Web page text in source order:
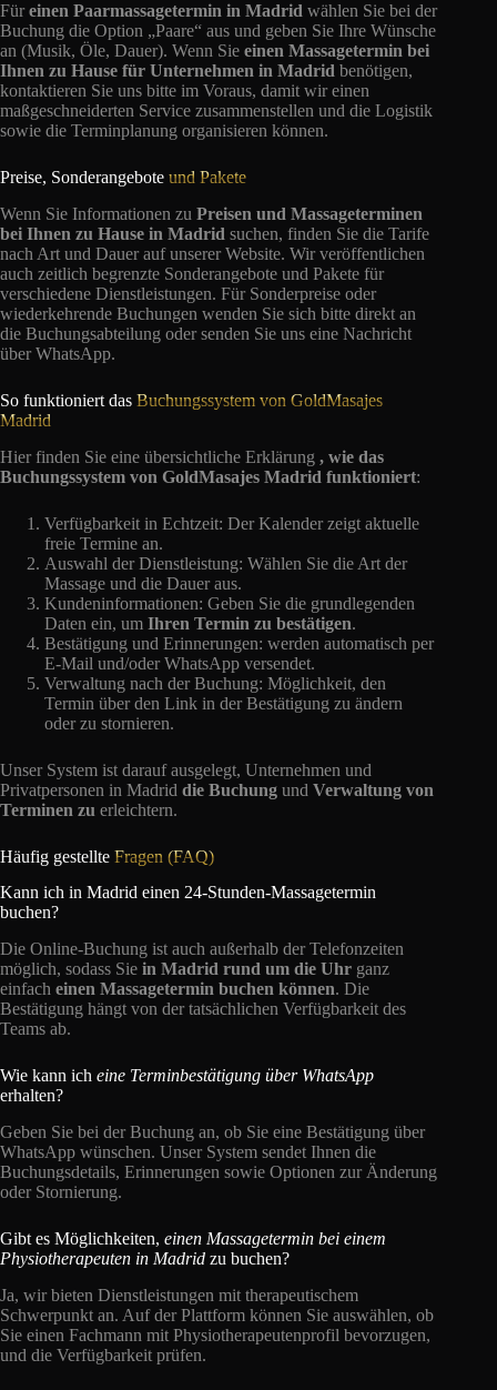
Für einen Paarmassagetermin in Madrid wählen Sie bei der
Buchung die Option „Paare“ aus und geben Sie Ihre Wünsche
an (Musik, Öle, Dauer). Wenn Sie einen Massagetermin bei
Ihnen zu Hause für Unternehmen in Madrid benötigen,
kontaktieren Sie uns bitte im Voraus, damit wir einen
maßgeschneiderten Service zusammenstellen und die Logistik
sowie die Terminplanung organisieren können.
Preise, Sonderangebote und Pakete
Wenn Sie Informationen zu Preisen und Massageterminen
bei Ihnen zu Hause in Madrid suchen, finden Sie die Tarife
nach Art und Dauer auf unserer Website. Wir veröffentlichen
auch zeitlich begrenzte Sonderangebote und Pakete für
verschiedene Dienstleistungen. Für Sonderpreise oder
wiederkehrende Buchungen wenden Sie sich bitte direkt an
die Buchungsabteilung oder senden Sie uns eine Nachricht
über WhatsApp.
So funktioniert das Buchungssystem von GoldMasajes
Madrid
Hier finden Sie eine übersichtliche Erklärung , wie das
Buchungssystem von GoldMasajes Madrid funktioniert:
Verfügbarkeit in Echtzeit: Der Kalender zeigt aktuelle
freie Termine an.
Auswahl der Dienstleistung: Wählen Sie die Art der
Massage und die Dauer aus.
Kundeninformationen: Geben Sie die grundlegenden
Daten ein, um Ihren Termin zu bestätigen.
Bestätigung und Erinnerungen: werden automatisch per
E-Mail und/oder WhatsApp versendet.
Verwaltung nach der Buchung: Möglichkeit, den
Termin über den Link in der Bestätigung zu ändern
oder zu stornieren.
Unser System ist darauf ausgelegt, Unternehmen und
Privatpersonen in Madrid die Buchung und Verwaltung von
Terminen zu erleichtern.
Häufig gestellte Fragen (FAQ)
Kann ich in Madrid einen 24-Stunden-Massagetermin
buchen?
Die Online-Buchung ist auch außerhalb der Telefonzeiten
möglich, sodass Sie in Madrid rund um die Uhr ganz
einfach einen Massagetermin buchen können. Die
Bestätigung hängt von der tatsächlichen Verfügbarkeit des
Teams ab.
Wie kann ich eine Terminbestätigung über WhatsApp
erhalten?
Geben Sie bei der Buchung an, ob Sie eine Bestätigung über
WhatsApp wünschen. Unser System sendet Ihnen die
Buchungsdetails, Erinnerungen sowie Optionen zur Änderung
oder Stornierung.
Gibt es Möglichkeiten, einen Massagetermin bei einem
Physiotherapeuten in Madrid zu buchen?
Ja, wir bieten Dienstleistungen mit therapeutischem
Schwerpunkt an. Auf der Plattform können Sie auswählen, ob
Sie einen Fachmann mit Physiotherapeutenprofil bevorzugen,
und die Verfügbarkeit prüfen.